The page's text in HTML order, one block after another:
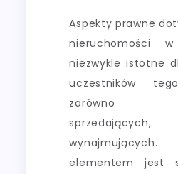
Aspekty prawne
nieruchomości
niezwykle istotne
uczestników
zarówno
wynajmujących.
elementem jest